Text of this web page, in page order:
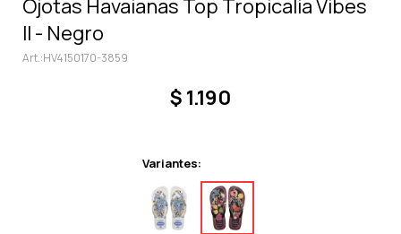
Ojotas Havaianas Top Tropicalia Vibes
II - Negro
HV4150170-3859
$ 1.190
Variantes: